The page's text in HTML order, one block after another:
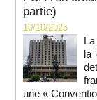
partie)
10/10/2025
la
une «